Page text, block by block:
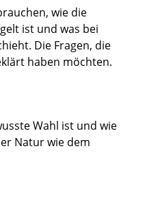
wie die
ist und was bei
Die Fragen, die
haben möchten.
Wahl ist und wie
Natur wie dem